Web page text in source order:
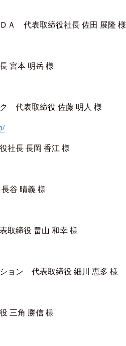
ＤＡ 代表取締役社長 佐田 展隆 様
宮本 明岳 様
代表取締役 佐藤 明人 様
社長 長岡 香江 様
谷 晴義 様
取締役 畠山 和幸 様
ョン 代表取締役 細川 恵多 様
三角 勝信 様